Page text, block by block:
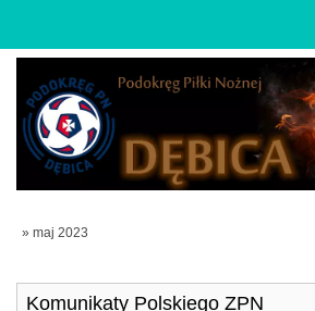
» maj 2023